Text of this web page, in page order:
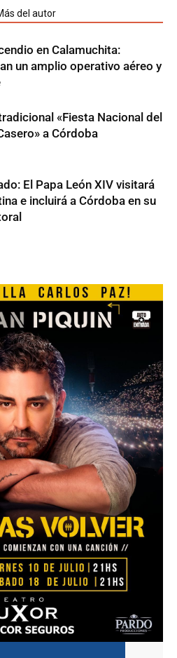
del autor
en Calamuchita:
un amplio operativo aéreo y
«Fiesta Nacional del
a Córdoba
El Papa León XIV visitará
e incluirá a Córdoba en su